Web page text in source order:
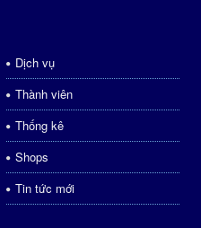
Dịch vụ
Thành viên
Thống kê
Shops
Tin tức mới